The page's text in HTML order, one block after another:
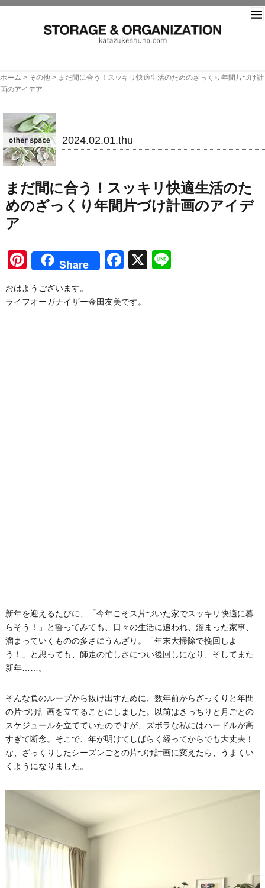
ホーム > その他 > まだ間に合う！スッキリ快適生活のためのざっくり年間片づけ計
画のアイデア
2024.02.01.thu
まだ間に合う！スッキリ快適生活のた
めのざっくり年間片づけ計画のアイデ
ア
Pinterest
Share Facebook
X
おはようございます。
ライフオーガナイザー金田友美です。
新年を迎えるたびに、「今年こそス片づいた家でスッキリ快適に暮
らそう！」と誓ってみても、日々の生活に追われ、溜まった家事、
溜まっていくものの多さにうんざり。「年末大掃除で挽回しよ
う！」と思っても、師走の忙しさについ後回しになり、そしてまた
新年……。
そんな負のループから抜け出すために、数年前からざっくりと年間
の片づけ計画を立てることにしました。以前はきっちりと月ごとの
スケジュールを立てていたのですが、ズボラな私にはハードルが高
すぎて断念。そこで、年が明けてしばらく経ってからでも大丈夫！
な、ざっくりしたシーズンごとの片づけ計画に変えたら、うまくい
くようになりました。